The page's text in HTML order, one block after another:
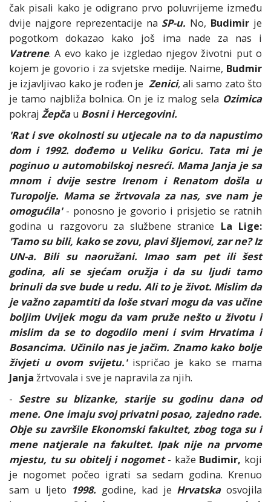
čak pisali kako je odigrano prvo poluvrijeme između
dvije najgore reprezentacije na SP-u. No, Budimir je
pogotkom dokazao kako još ima nade za nas i
Vatrene. A evo kako je izgledao njegov životni put o
kojem je govorio i za svjetske medije. Naime, Budmir
je izjavljivao kako je rođen je Zenici, ali samo zato što
je tamo najbliža bolnica. On je iz malog sela Ozimica
pokraj Žepčau Bosni i Hercegovini.
'Rat i sve okolnosti su utjecale na to da napustimo
dom i 1992. dođemo u Veliku Goricu. Tata mi je
poginuo u automobilskoj nesreći. Mama Janja je sa
mnom i dvije sestre Irenom i Renatom došla u
Turopolje. Mama se žrtvovala za nas, sve nam je
omogućila' - ponosno je govorio i prisjetio se ratnih
godina u razgovoru za službene stranice La Lige:
'Tamo su bili, kako se zovu, plavi šljemovi, zar ne? Iz
UN-a. Bili su naoružani. Imao sam pet ili šest
godina, ali se sjećam oružja i da su ljudi tamo
brinuli da sve bude u redu. Ali to je život. Mislim da
je važno zapamtiti da loše stvari mogu da vas učine
boljim Uvijek mogu da vam pruže nešto u životu i
mislim da se to dogodilo meni i svim Hrvatima i
Bosancima. Učinilo nas je jačim. Znamo kako bolje
živjeti u ovom svijetu.'ispričao je kako se mama
Janja žrtvovala i sve je napravila za njih.
- Sestre su blizanke, starije su godinu dana od
mene. One imaju svoj privatni posao, zajedno rade.
Obje su završile Ekonomski fakultet, zbog toga su i
mene natjerale na fakultet. Ipak nije na prvome
mjestu, tu su obitelj i nogomet- kaže Budimir, koji
je nogomet počeo igrati sa sedam godina. Krenuo
sam u ljeto 1998. godine, kad je Hrvatskaosvojila